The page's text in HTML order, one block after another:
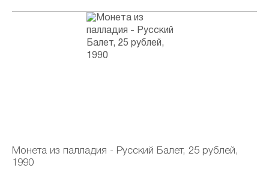
Монета из палладия - Русский Балет, 25 рублей,
1990